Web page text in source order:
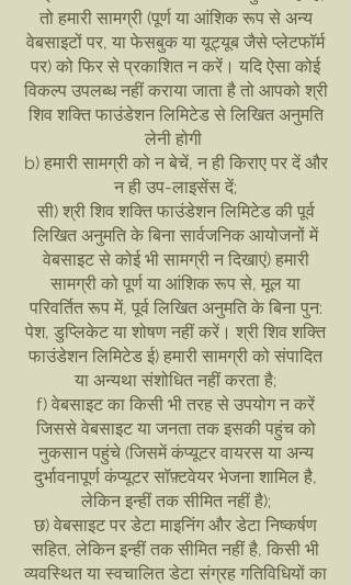
तो हमारी सामग्री (पूर्ण या आंशिक रूप से अन्य
वेबसाइटों पर, या फेसबुक या यूट्यूब जैसे प्लेटफॉर्म
पर) को फिर से प्रकाशित न करें। यदि ऐसा कोई
विकल्प उपलब्ध नहीं कराया जाता है तो आपको श्री
शिव शक्ति फाउंडेशन लिमिटेड से लिखित अनुमति
लेनी होगी
b) हमारी सामग्री को न बेचें, न ही किराए पर दें और
न ही उप-लाइसेंस दें;
सी) श्री शिव शक्ति फाउंडेशन लिमिटेड की पूर्व
लिखित अनुमति के बिना सार्वजनिक आयोजनों में
वेबसाइट से कोई भी सामग्री न दिखाएं) हमारी
सामग्री को पूर्ण या आंशिक रूप से, मूल या
परिवर्तित रूप में, पूर्व लिखित अनुमति के बिना पुन:
पेश, डुप्लिकेट या शोषण नहीं करें। श्री शिव शक्ति
फाउंडेशन लिमिटेड ई) हमारी सामग्री को संपादित
या अन्यथा संशोधित नहीं करता है;
f) वेबसाइट का किसी भी तरह से उपयोग न करें
जिससे वेबसाइट या जनता तक इसकी पहुंच को
नुकसान पहुंचे (जिसमें कंप्यूटर वायरस या अन्य
दुर्भावनापूर्ण कंप्यूटर सॉफ़्टवेयर भेजना शामिल है,
लेकिन इन्हीं तक सीमित नहीं है);
छ) वेबसाइट पर डेटा माइनिंग और डेटा निष्कर्षण
सहित, लेकिन इन्हीं तक सीमित नहीं है, किसी भी
व्यवस्थित या स्वचालित डेटा संग्रह गतिविधियों का